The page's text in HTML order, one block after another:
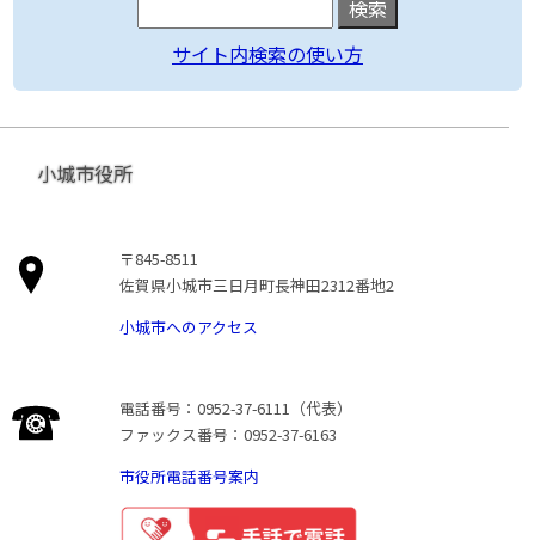
サイト内検索の使い方
小城市役所
〒845-8511
佐賀県小城市三日月町長神田2312番地2
小城市へのアクセス
電話番号：0952-37-6111（代表）
ファックス番号：0952-37-6163
市役所電話番号案内